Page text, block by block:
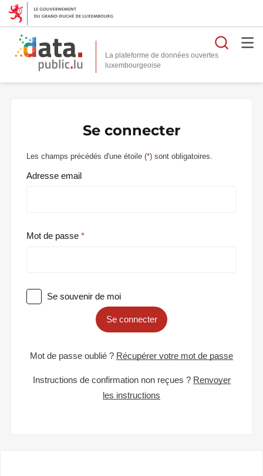
La plateforme de données ouvertes
Se connecter
Les champs précédés d'une étoile (*) sont obligatoires.
Adresse email
Mot de passe
Se souvenir de moi
Se connecter
Mot de passe oublié ? Récupérer votre mot de passe
Instructions de confirmation non reçues ? Renvoyer
les instructions